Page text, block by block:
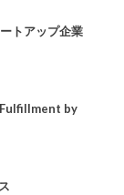
トアップ企業
Fulfillment by